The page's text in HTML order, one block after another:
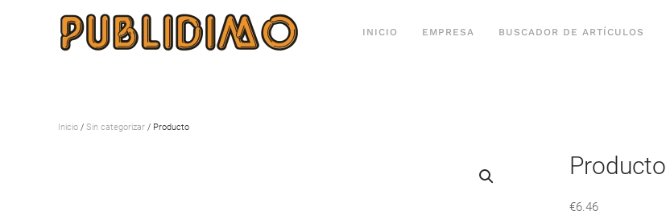
INICIO EMPRESA BUSCADOR DE ARTÍCULOS
Inicio / Sin categorizar / Producto
Producto
€6.46